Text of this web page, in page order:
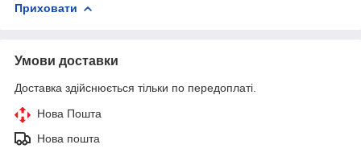
Приховати
Умови доставки
Доставка здійснюється тільки по передоплаті.
Нова Пошта
Нова пошта